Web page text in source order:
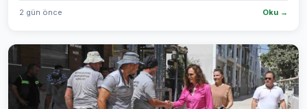
2 gün önce Oku →